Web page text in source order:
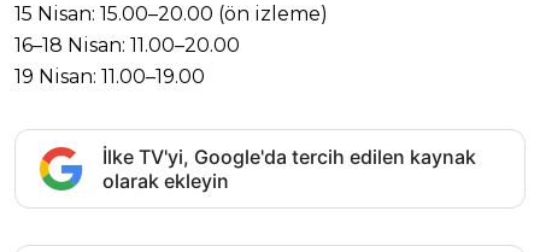
15 Nisan: 15.00–20.00 (ön izleme)
16–18 Nisan: 11.00–20.00
19 Nisan: 11.00–19.00
İlke TV'yi, Google'da tercih edilen kaynak
olarak ekleyin